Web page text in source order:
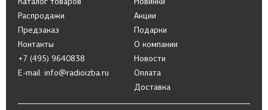
Распродажи
Предзаказ
Акции
Подарки
Контакты
+7 (495) 9640838
E-mail: info@radioizba.ru
О компании
Новости
Оплата
Доставка